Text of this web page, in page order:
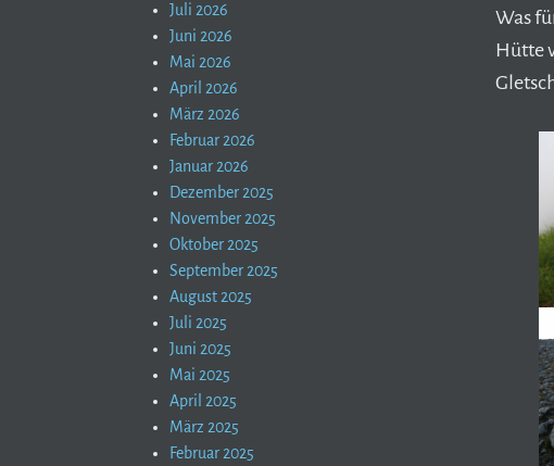
Was
Hütte
Juli 2026
Juni 2026
Mai 2026
April 2026
März 2026
Februar 2026
Januar 2026
Dezember 2025
November 2025
Oktober 2025
September 2025
August 2025
Juli 2025
Juni 2025
Mai 2025
April 2025
März 2025
Februar 2025